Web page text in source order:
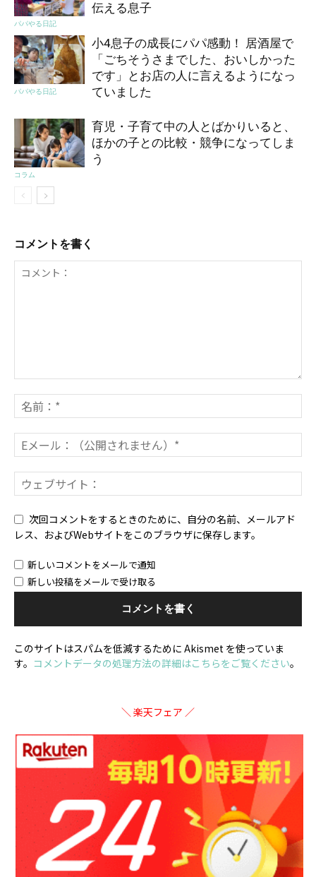
パパやる日記
伝える息子
パパやる日記
小4息子の成長にパパ感動！ 居酒屋で
「ごちそうさまでした、おいしかった
です」とお店の人に言えるようになっ
ていました
コラム
育児・子育て中の人とばかりいると、
ほかの子との比較・競争になってしま
う
コメントを書く
次回コメントをするときのために、自分の名前、メールアド
レス、およびWebサイトをこのブラウザに保存します。
新しいコメントをメールで通知
新しい投稿をメールで受け取る
このサイトはスパムを低減するために Akismet を使っていま
す。 コメントデータの処理方法の詳細はこちらをご覧ください。
＼ 楽天フェア ／